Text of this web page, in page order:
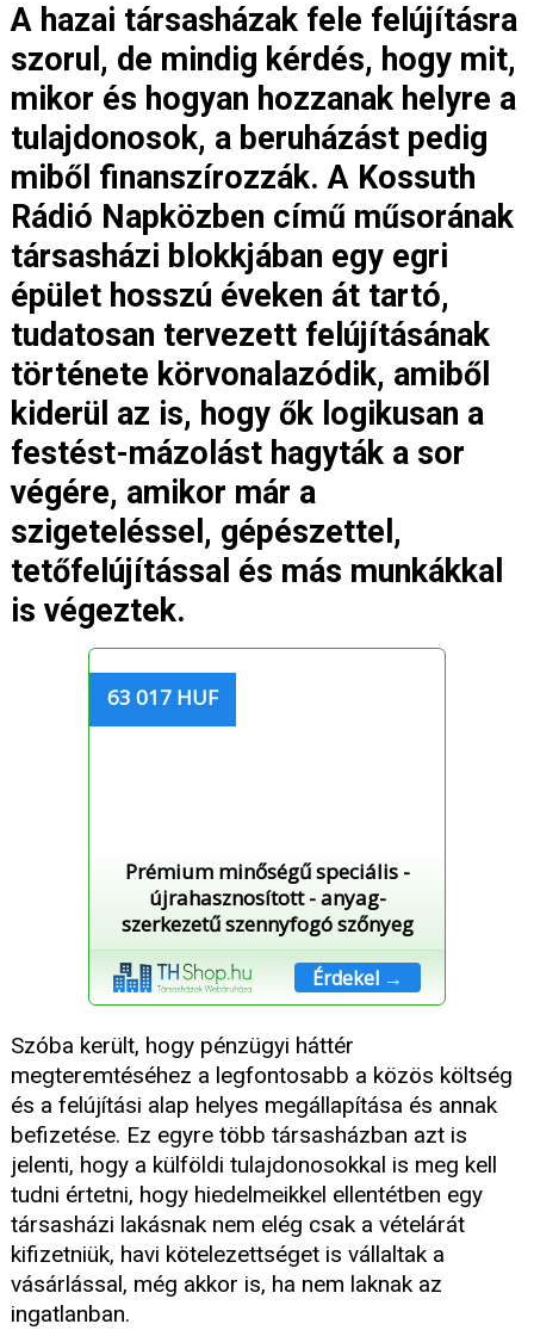
A hazai társasházak fele felújításra
szorul, de mindig kérdés, hogy mit,
mikor és hogyan hozzanak helyre a
tulajdonosok, a beruházást pedig
miből finanszírozzák. A Kossuth
Rádió Napközben című műsorának
társasházi blokkjában egy egri
épület hosszú éveken át tartó,
tudatosan tervezett felújításának
története körvonalazódik, amiből
kiderül az is, hogy ők logikusan a
festést-mázolást hagyták a sor
végére, amikor már a
szigeteléssel, gépészettel,
tetőfelújítással és más munkákkal
is végeztek.
63 017 HUF
Prémium minőségű speciális -
újrahasznosított - anyag-
szerkezetű szennyfogó szőnyeg
Érdekel →
Szóba került, hogy pénzügyi háttér
megteremtéséhez a legfontosabb a közös költség
és a felújítási alap helyes megállapítása és annak
befizetése. Ez egyre több társasházban azt is
jelenti, hogy a külföldi tulajdonosokkal is meg kell
tudni értetni, hogy hiedelmeikkel ellentétben egy
társasházi lakásnak nem elég csak a vételárát
kifizetniük, havi kötelezettséget is vállaltak a
vásárlással, még akkor is, ha nem laknak az
ingatlanban.